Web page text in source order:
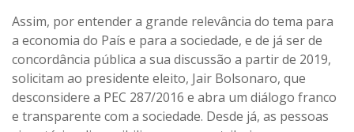
Assim, por entender a grande relevância do tema para
a economia do País e para a sociedade, e de já ser de
concordância pública a sua discussão a partir de 2019,
solicitam ao presidente eleito, Jair Bolsonaro, que
desconsidere a PEC 287/2016 e abra um diálogo franco
e transparente com a sociedade. Desde já, as pessoas